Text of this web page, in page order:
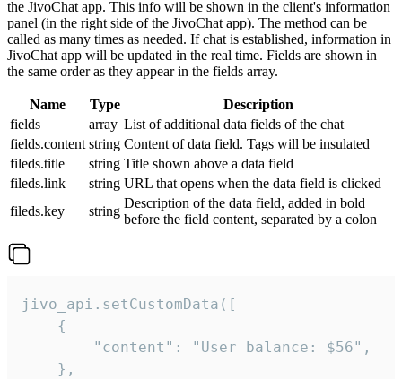
the JivoChat app. This info will be shown in the client's information
panel (in the right side of the JivoChat app). The method can be
called as many times as needed. If chat is established, information in
JivoChat app will be updated in the real time. Fields are shown in
the same order as they appear in the fields array.
Name Type
Description
fields
array List of additional data fields of the chat
fields.content string Content of data field. Tags will be insulated
fileds.title
string Title shown above a data field
fileds.link
string URL that opens when the data field is clicked
fileds.key
string
Description of the data field, added in bold
before the field content, separated by a colon
jivo_api.setCustomData([
    {
        "content": "User balance: $56",
    },